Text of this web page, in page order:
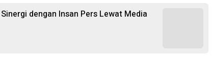
dengan Insan Pers Lewat Media